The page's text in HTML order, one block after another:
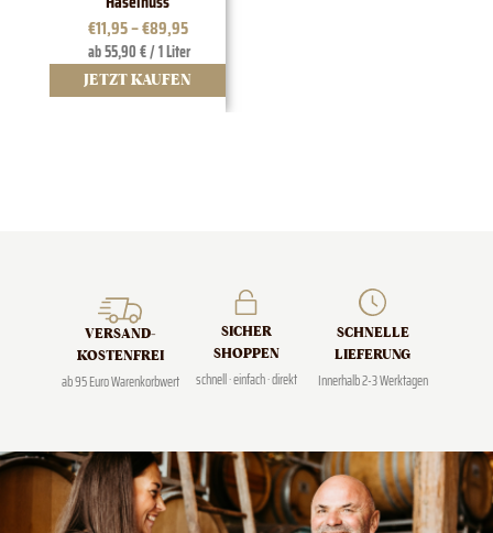
€11,95–€89,95
ab 55,90 € / 1 Liter
JETZT KAUFEN
VERSAND­
KOSTENFREI
ab 95 Euro Warenkorbwert
SICHER
SHOPPEN
schnell · einfach · direkt
SCHNELLE
LIEFERUNG
Innerhalb 2-3 Werktagen